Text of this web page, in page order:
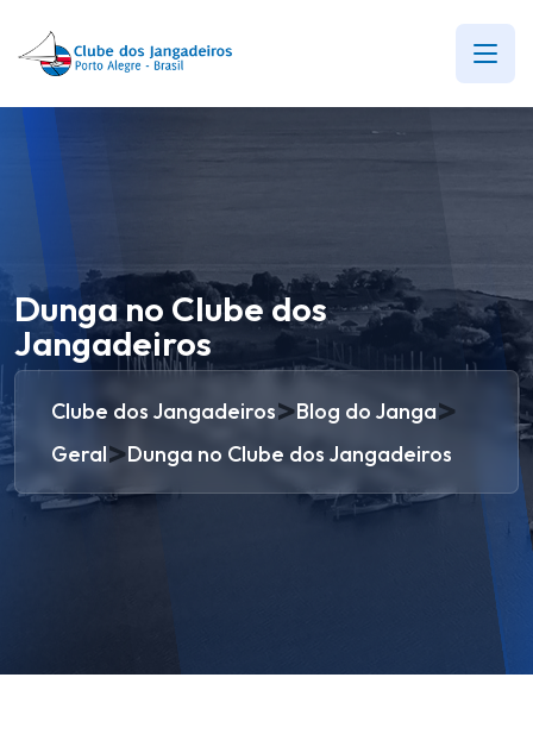
Dunga no Clube dos
Jangadeiros
Clube dos Jangadeiros>Blog do Janga>
Geral>Dunga no Clube dos Jangadeiros